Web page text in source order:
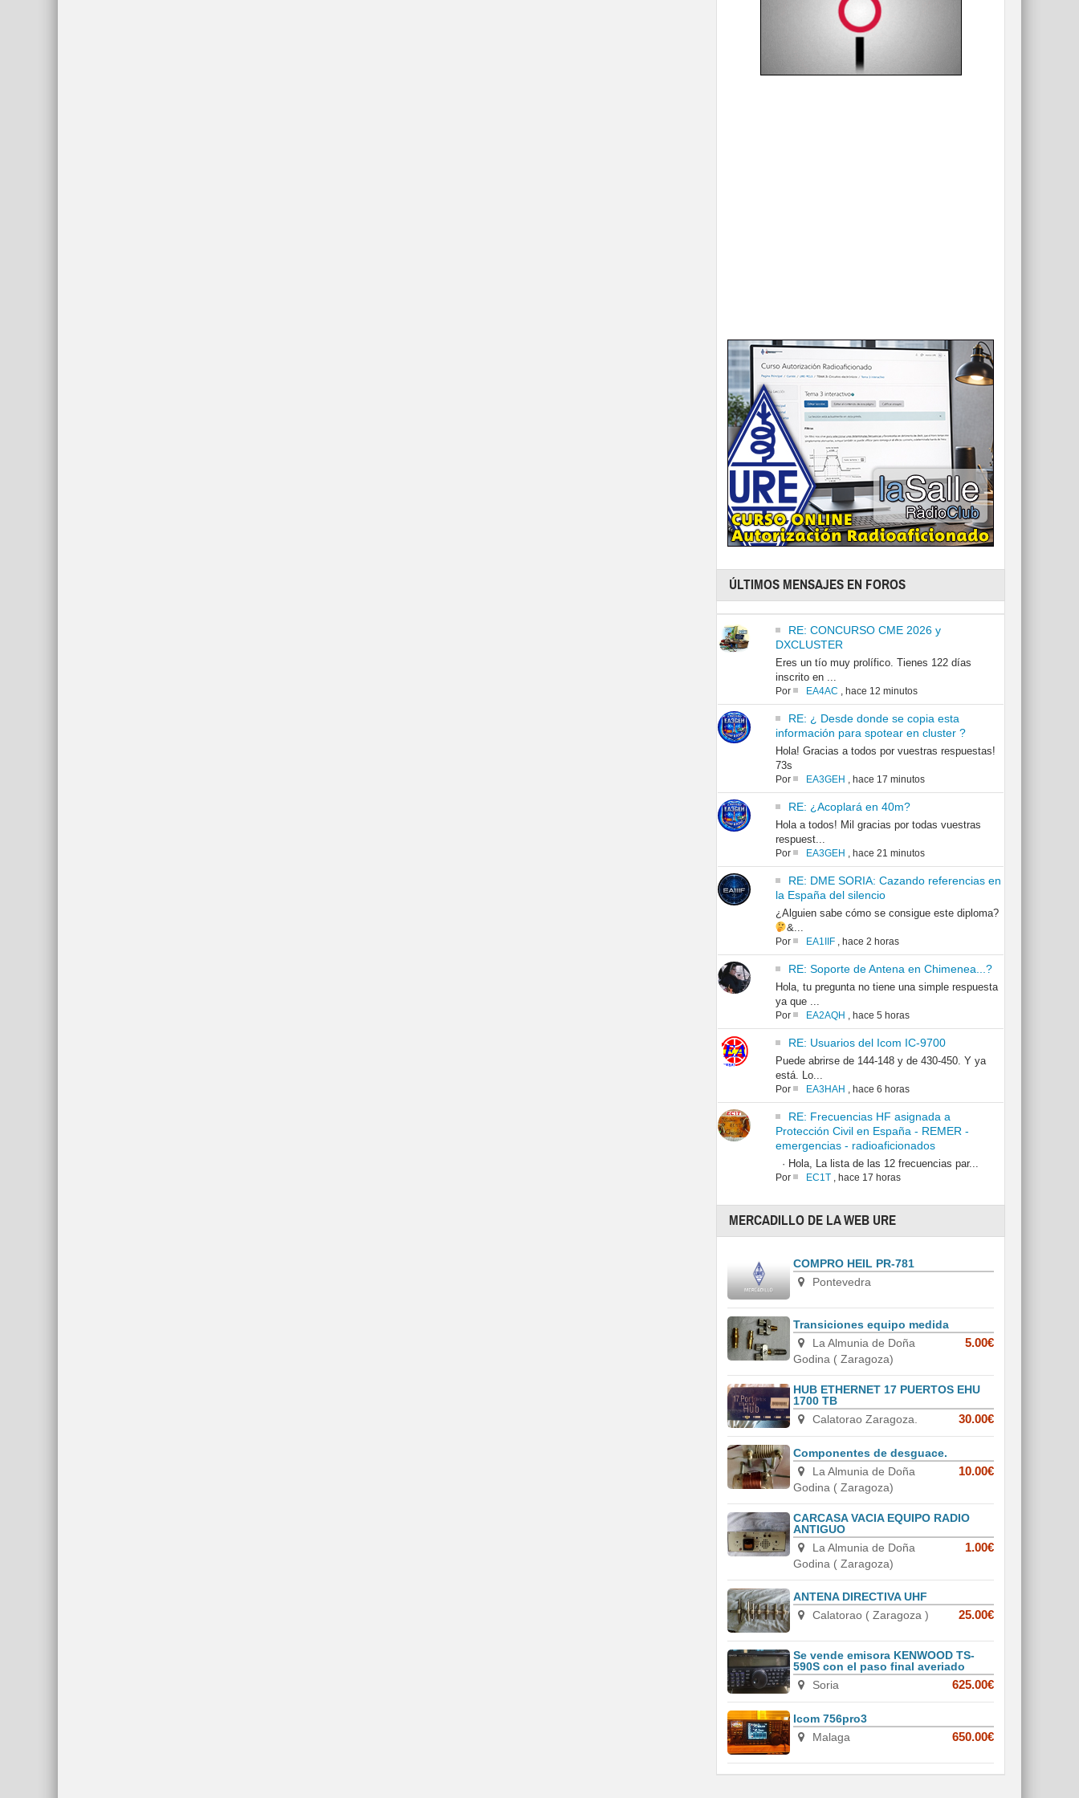
ÚLTIMOS MENSAJES EN FOROS
RE: CONCURSO CME 2026 y
DXCLUSTER
Eres un tío muy prolífico. Tienes 122 días
inscrito en ...
Por EA4AC , hace 12 minutos
RE: ¿ Desde donde se copia esta
información para spotear en cluster ?
Hola! Gracias a todos por vuestras respuestas!
73s
Por EA3GEH , hace 17 minutos
RE: ¿Acoplará en 40m?
Hola a todos! Mil gracias por todas vuestras
respuest...
Por EA3GEH , hace 21 minutos
RE: DME SORIA: Cazando referencias en
la España del silencio
¿Alguien sabe cómo se consigue este diploma?
&...
Por EA1IIF, hace 2 horas
RE: Soporte de Antena en Chimenea...?
Hola, tu pregunta no tiene una simple respuesta
ya que ...
Por EA2AQH , hace 5 horas
RE: Usuarios del Icom IC-9700
Puede abrirse de 144-148 y de 430-450. Y ya
está. Lo...
Por EA3HAH , hace 6 horas
RE: Frecuencias HF asignada a
Protección Civil en España - REMER -
emergencias - radioaficionados
· Hola, La lista de las 12 frecuencias par...
Por EC1T, hace 17 horas
MERCADILLO DE LA WEB URE
COMPRO HEIL PR-781
Pontevedra
Transiciones equipo medida
La Almunia de Doña
Godina ( Zaragoza)
5.00€
HUB ETHERNET 17 PUERTOS EHU
1700 TB
Calatorao Zaragoza.
30.00€
Componentes de desguace.
La Almunia de Doña
Godina ( Zaragoza)
10.00€
CARCASA VACIA EQUIPO RADIO
ANTIGUO
La Almunia de Doña
Godina ( Zaragoza)
1.00€
ANTENA DIRECTIVA UHF
Calatorao ( Zaragoza )
25.00€
Se vende emisora KENWOOD TS-
590S con el paso final averiado
Soria
625.00€
Icom 756pro3
Malaga
650.00€